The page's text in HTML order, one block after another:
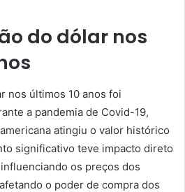
do dólar nos
nos últimos 10 anos foi
a pandemia de Covid-19,
atingiu o valor histórico
significativo teve impacto direto
os preços dos
o poder de compra dos